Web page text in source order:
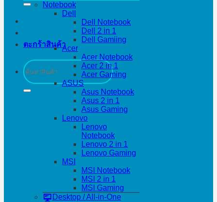
ตะกร้าสินค้า
ค้นหา:
Notebook
Dell
Dell Notebook
Dell 2 in 1
Dell Gamiing
Acer
Acer Notebook
Acer 2 in 1
Acer Gaming
ASUS
Asus Notebook
Asus 2 in 1
Asus Gaming
Lenovo
Lenovo
Notebook
Lenovo 2 in 1
Lenovo Gaming
MSI
MSI Notebook
MSI 2 in 1
MSI Gaming
Desktop / All-in-One